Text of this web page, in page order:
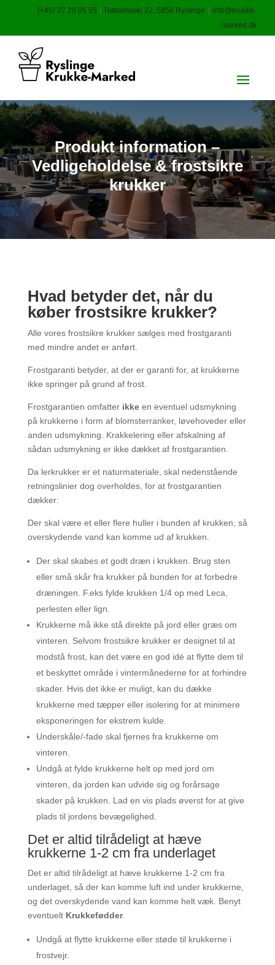
(+45) 27 29 05 55 | Rødamsvej 22, 5856 Ryslinge | info@krukke-
marked.dk
Produkt information –
Vedligeholdelse & frostsikre
krukker
Hvad betyder det, når du
køber frostsikre krukker?
Alle vores frostsikre krukker sælges med frostgaranti
med mindre andet er anført.
Frostgaranti betyder, at der er garanti for, at krukkerne
ikke springer på grund af frost.
Frostgarantien omfatter ikke en eventuel udsmykning
på krukkerne i form af blomsterranker, løvehoveder eller
anden udsmykning. Krakkelering eller afskalning af
sådan udsmykning er ikke dækket af frostgarantien.
Da lerkrukker er et naturmateriale, skal nedenstående
retningslinier dog overholdes, for at frostgarantien
dækker:
Der skal være et eller flere huller i bunden af krukken, så
overskydende vand kan komme ud af krukken.
Der skal skabes et godt dræn i krukken. Brug sten
eller små skår fra krukker på bunden for at forbedre
dræningen. F.eks fylde krukken 1/4 op med Leca,
perlesten eller lign.
Krukkerne må ikke stå direkte på jord eller græs om
vinteren. Selvom frostsikre krukker er designet til at
modstå frost, kan det være en god idé at flytte dem til
et beskyttet område i vintermånederne for at forhindre
skader. Hvis det ikke er muligt, kan du dække
krukkerne med tæpper eller isolering for at minimere
eksponeringen for ekstrem kulde.
Underskåle/-fade skal fjernes fra krukkerne om
vinteren.
Undgå at fylde krukkerne helt op med jord om
vinteren, da jorden kan udvide sig og forårsage
skader på krukken. Lad en vis plads øverst for at give
plads til jordens bevægelighed.
Det er altid tilrådeligt at hæve
krukkerne 1-2 cm fra underlaget
Det er altid tilrådeligt at hæve krukkerne 1-2 cm fra
underlaget, så der kan komme luft ind under krukkerne,
og det overskydende vand kan komme helt væk. Benyt
eventuelt Krukkefødder.
Undgå at flytte krukkerne eller støde til krukkerne i
frostvejr.